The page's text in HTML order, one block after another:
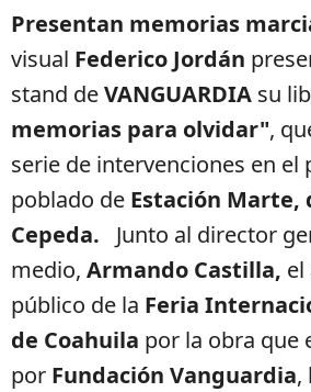
Presentan memorias
visual Federico Jordán
stand deVANGUARDIA su
memorias para olvidar",
serie de intervenciones en el
poblado de Estación Marte,
Cepeda. Junto al director
medio, Armando Castilla, el
público de la Feria
de Coahuila por la obra que
por Fundación Vanguardia,